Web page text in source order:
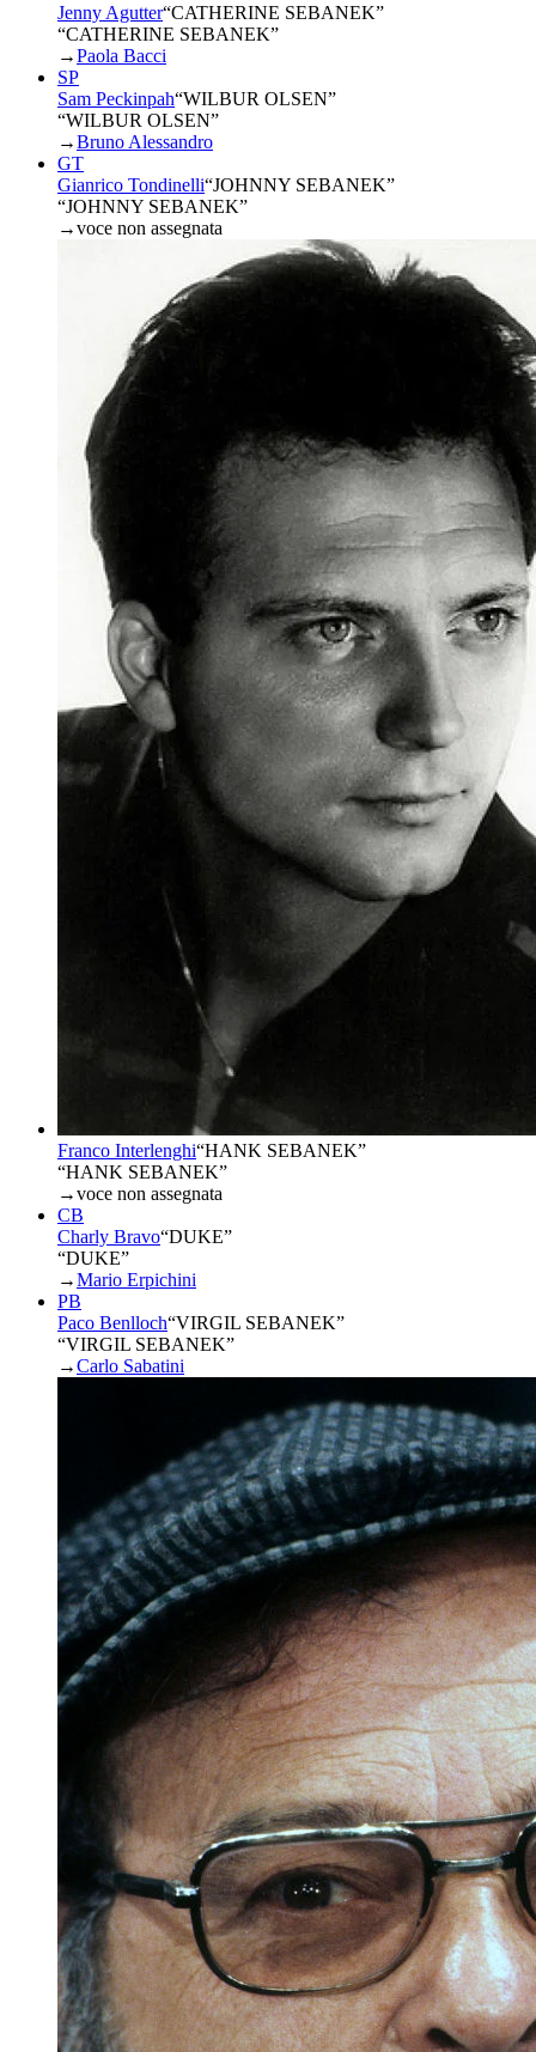
Jenny Agutter“CATHERINE SEBANEK”
“CATHERINE SEBANEK”
→Paola Bacci
SP
Sam Peckinpah“WILBUR OLSEN”
“WILBUR OLSEN”
→Bruno Alessandro
GT
Gianrico Tondinelli“JOHNNY SEBANEK”
“JOHNNY SEBANEK”
→voce non assegnata
Franco Interlenghi“HANK SEBANEK”
“HANK SEBANEK”
→voce non assegnata
CB
Charly Bravo“DUKE”
“DUKE”
→Mario Erpichini
PB
Paco Benlloch“VIRGIL SEBANEK”
“VIRGIL SEBANEK”
→Carlo Sabatini